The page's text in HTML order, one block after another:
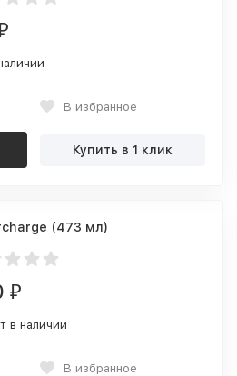
В избранное
Купить в 1 клик
(473 мл)
₽
в наличии
В избранное